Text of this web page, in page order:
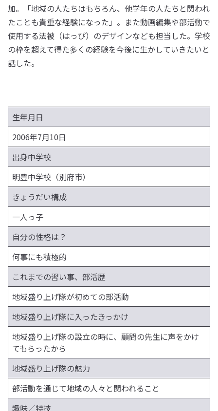
加。「地域の人たちはもちろん、他学年の人たちと関われ
たことも貴重な経験になった」。また動画編集や部活動で
使用する法被（はっぴ）のデザインなども担当した。学校
の枠を超えて得た多くの経験を今後に生かしていきたいと
話した。
生年月日
2006年7月10日
出身中学校
明豊中学校（別府市）
きょうだい構成
一人っ子
自分の性格は？
何事にも積極的
これまでの習い事、部活歴
地域盛り上げ隊が初めての部活動
地域盛り上げ隊に入ったきっかけ
地域盛り上げ隊の設立の時に、顧問の先生に声をかけ
てもらったから
地域盛り上げ隊の魅力
部活動を通じて地域の人々と関われること
趣味／特技